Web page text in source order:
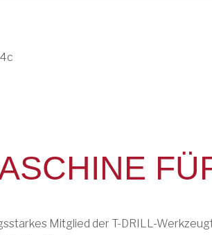
Mitglied der T-DRILL-